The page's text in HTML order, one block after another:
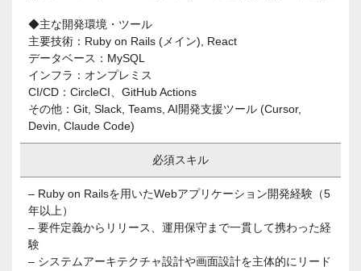
◆主な開発環境・ツール
主要技術：Ruby on Rails (メイン), React
データベース：MySQL
インフラ：オンプレミス
CI/CD：CircleCI、GitHub Actions
その他：Git, Slack, Teams, AI開発支援ツール (Cursor,
Devin, Claude Code)
必須スキル
– Ruby on Railsを用いたWebアプリケーション開発経験（5
年以上）
– 要件定義からリリース、運用保守まで一貫して携わった経
験
– システムアーキテクチャ設計や画面設計を主体的にリード